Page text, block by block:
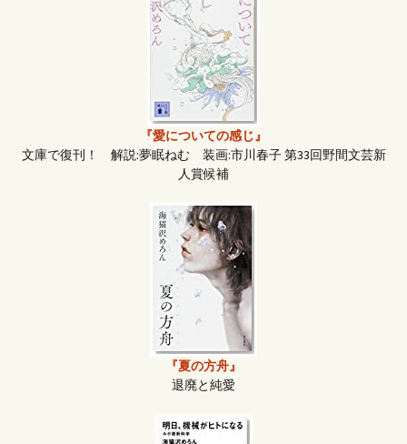
『愛についての感じ』
文庫で復刊！ 解説:夢眠ねむ 装画:市川春子 第33回野間文芸新
人賞候補
『夏の方舟』
退廃と純愛